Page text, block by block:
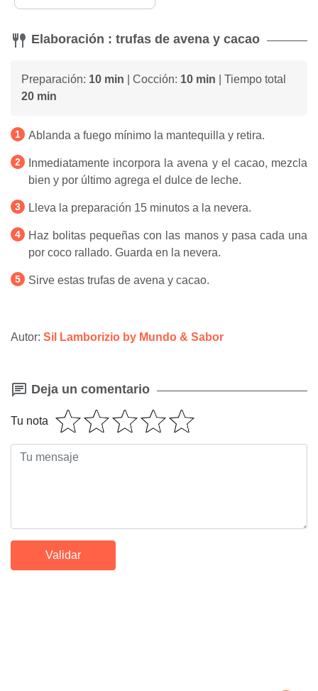
Elaboración : trufas de avena y cacao
Preparación: 10 min | Cocción: 10 min | Tiempo total
20 min
Ablanda a fuego mínimo la mantequilla y retira.
Inmediatamente incorpora la avena y el cacao, mezcla
bien y por último agrega el dulce de leche.
Lleva la preparación 15 minutos a la nevera.
Haz bolitas pequeñas con las manos y pasa cada una
por coco rallado. Guarda en la nevera.
Sirve estas trufas de avena y cacao.
Autor: Sil Lamborizio by Mundo & Sabor
Deja un comentario
Tu nota